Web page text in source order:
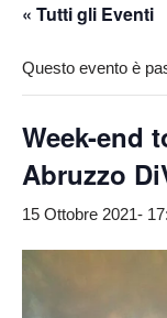
« Tutti gli Eventi
Questo evento è
Week-end
Abruzzo
15 Ottobre 2021-